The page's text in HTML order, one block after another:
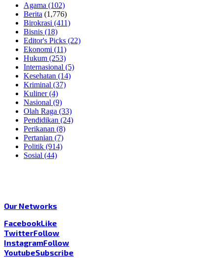
Agama (102)
Berita (1,776)
Birokrasi (411)
Bisnis (18)
Editor's Picks (22)
Ekonomi (11)
Hukum (253)
Internasional (5)
Kesehatan (14)
Kriminal (37)
Kuliner(4)
Nasional (9)
Olah Raga (33)
Pendidikan (24)
Perikanan (8)
Pertanian (7)
Politik (914)
Sosial (44)
Our Networks
FacebookLike
TwitterFollow
InstagramFollow
YoutubeSubscribe